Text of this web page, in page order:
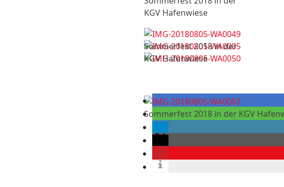
Sommerfest 2018 in der
KGV Hafenwiese
KGV Hafenwiese
Sommerfest 2018 in der KGV